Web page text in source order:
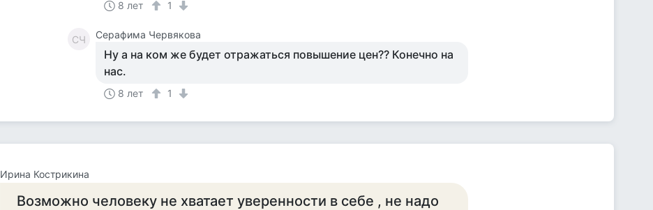
8 лет 1
СЧ Серафима Червякова
Ну а на ком же будет отражаться повышение цен?? Конечно на
нас.
8 лет 1
Ирина Кострикина
Возможно человеку не хватает уверенности в себе , не надо